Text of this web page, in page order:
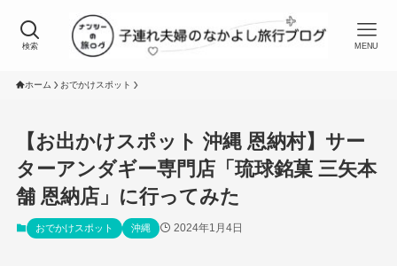
検索 MENU
ホーム おでかけスポット
【お出かけスポット 沖縄 恩納村】サー
ターアンダギー専門店「琉球銘菓 三矢本
舗 恩納店」に行ってみた
おでかけスポット 沖縄 2024年1月4日